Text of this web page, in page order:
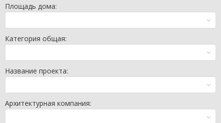
Площадь дома:
Категория общая:
Название проекта:
Архитектурная компания: